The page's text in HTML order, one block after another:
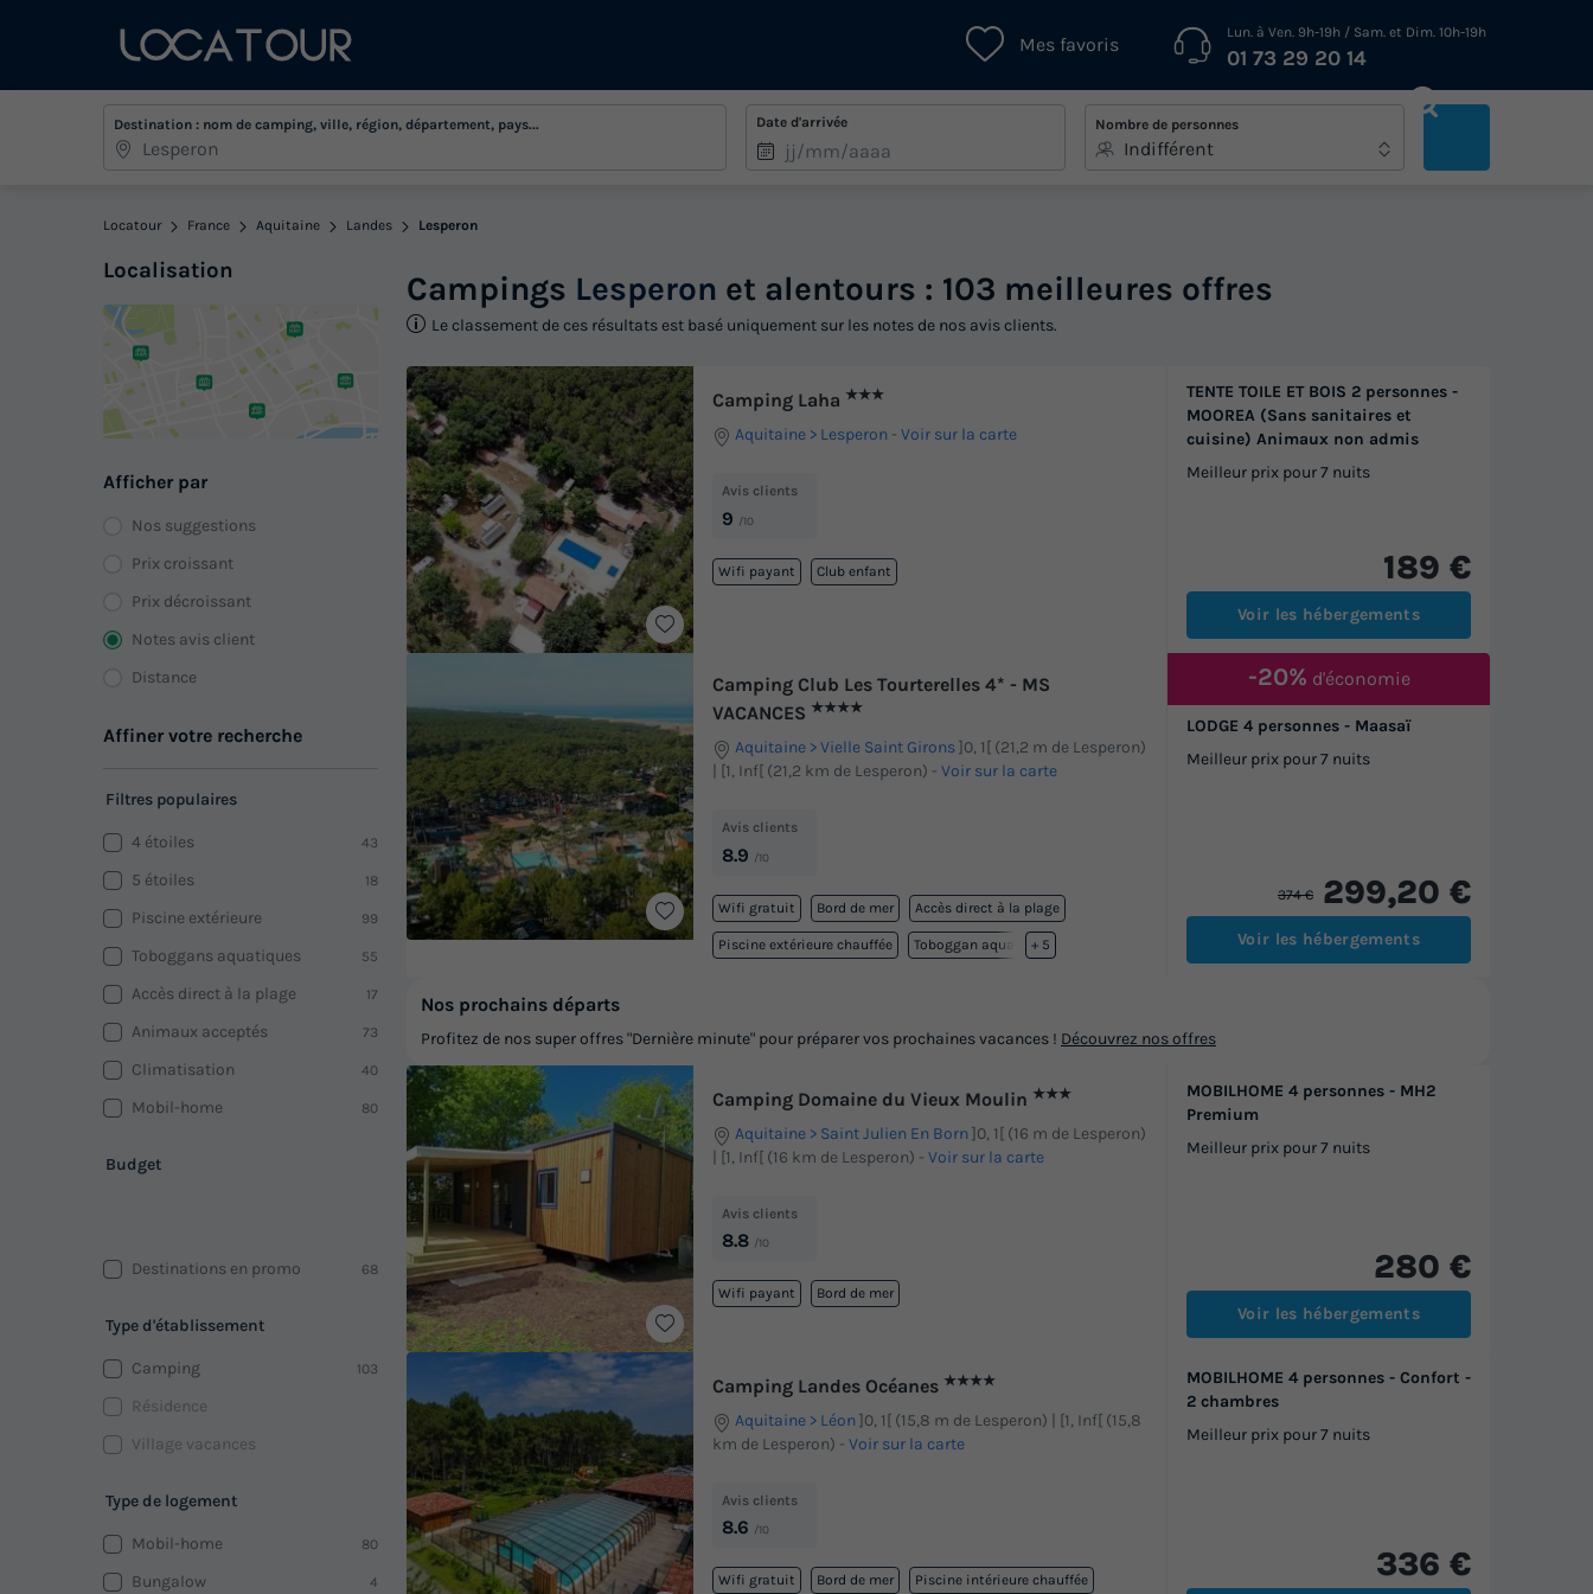
Mes favoris
Lun. à Ven. 9h-19h / Sam. et Dim. 10h-19h
01 73 29 20 14
Destination : nom de camping, ville, région, département, pays... Date d'arrivée Nombre de personnes
Indifférent
Locatour France Aquitaine Landes Lesperon
Localisation
Afficher par
Nos suggestions
Prix croissant
Prix décroissant
Notes avis client
Distance
Affiner votre recherche
Filtres populaires
4 étoiles 43
5 étoiles 18
Piscine extérieure 99
Toboggans aquatiques 55
Accès direct à la plage 17
Animaux acceptés 73
Climatisation 40
Mobil-home 80
Budget
Destinations en promo 68
Type d'établissement
Camping 103
Résidence
Village vacances
Type de logement
Mobil-home 80
Bungalow 4
Campings Lesperon et alentours : 103 meilleures offres
Le classement de ces résultats est basé uniquement sur les notes de nos avis clients.
Camping Laha ★★★
Aquitaine Lesperon -Voir sur la carte
Avis clients
9 /10
Wifi payant Club enfant
TENTE TOILE ET BOIS 2 personnes -
MOOREA (Sans sanitaires et
cuisine) Animaux non admis
Meilleur prix pour 7 nuits
189 €
Voir les hébergements
Camping Club Les Tourterelles 4* - MS
VACANCES ★★★★
Aquitaine Vielle Saint Girons]0, 1[ (21,2 m de Lesperon)
| [1, Inf[ (21,2 km de Lesperon) - Voir sur la carte
Avis clients
8.9 /10
Wifi gratuit Bord de mer Accès direct à la plage
Piscine extérieure chauffée Toboggan aquatique
+ 5
LODGE 4 personnes - Maasaï
Meilleur prix pour 7 nuits
374 € 299,20 €
-20% d'économie
Voir les hébergements
Camping Domaine du Vieux Moulin ★★★
Aquitaine Saint Julien En Born ]0, 1[ (16 m de Lesperon)
| [1, Inf[ (16 km de Lesperon) - Voir sur la carte
Avis clients
8.8 /10
Wifi payant Bord de mer
MOBILHOME 4 personnes - MH2
Premium
Meilleur prix pour 7 nuits
280 €
Voir les hébergements
Camping Landes Océanes ★★★★
Aquitaine Léon ]0, 1[ (15,8 m de Lesperon) | [1, Inf[ (15,8
km de Lesperon) - Voir sur la carte
Avis clients
8.6 /10
Wifi gratuit Bord de mer Piscine intérieure chauffée
MOBILHOME 4 personnes - Confort -
2 chambres
Meilleur prix pour 7 nuits
336 €
Nos prochains départs
Profitez de nos super offres "Dernière minute" pour préparer vos prochaines vacances ! Découvrez nos offres